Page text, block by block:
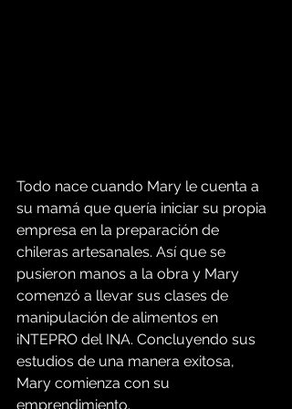
Todo nace cuando Mary le cuenta a
su mamá que quería iniciar su propia
empresa en la preparación de
chileras artesanales. Así que se
pusieron manos a la obra y Mary
comenzó a llevar sus clases de
manipulación de alimentos en
iNTEPRO del INA. Concluyendo sus
estudios de una manera exitosa,
Mary comienza con su
emprendimiento.